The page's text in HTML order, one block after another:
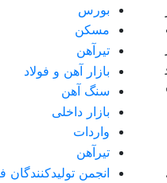
بورس
مسکن
تیرآهن
بازار آهن و فولاد
سنگ آهن
بازار داخلی
واردات
تیرآهن
انجمن تولیدکنندگان